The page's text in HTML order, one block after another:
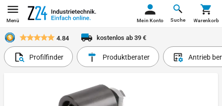
Menü Suche
Mein Konto Warenkorb
4.84 kostenlos ab 39 €
Profilfinder Produktberater Antrieb